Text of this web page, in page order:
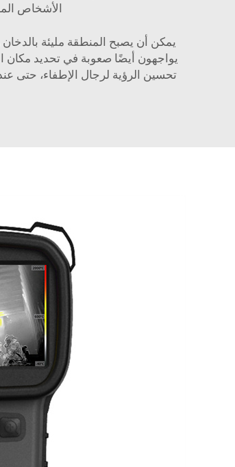
الأشخاص
يمكن أن يصبح المنطقة مليئة
يواجهون أيضًا صعوبة في تحديد مكان
تحسين الرؤية لرجال الإطفاء، حتى